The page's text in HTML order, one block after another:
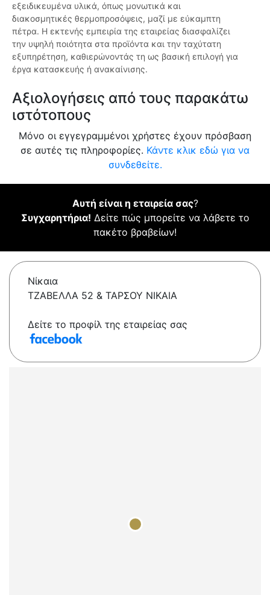
εξειδικευμένα υλικά, όπως μονωτικά και
διακοσμητικές θερμοπροσόψεις, μαζί με εύκαμπτη
πέτρα. Η εκτενής εμπειρία της εταιρείας διασφαλίζει
την υψηλή ποιότητα στα προϊόντα και την ταχύτατη
εξυπηρέτηση, καθιερώνοντάς τη ως βασική επιλογή για
έργα κατασκευής ή ανακαίνισης.
Αξιολογήσεις από τους παρακάτω
ιστότοπους
Μόνο οι εγγεγραμμένοι χρήστες έχουν πρόσβαση
σε αυτές τις πληροφορίες. Κάντε κλικ εδώ για να
συνδεθείτε.
Αυτή είναι η εταιρεία σας?
Συγχαρητήρια! Δείτε πώς μπορείτε να λάβετε το
πακέτο βραβείων!
Νίκαια
ΤΖΑΒΕΛΛΑ 52 & ΤΑΡΣΟΥ ΝΙΚΑΙΑ
Δείτε το προφίλ της εταιρείας σας